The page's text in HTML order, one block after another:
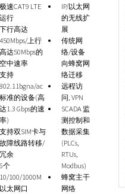
速CAT9 LTE
行
行高达
上行
达50Mbps的
中速率
持
ac
准的设备(高
1.3 Gbps的速
)
持双SIM卡与
障线路转移/
余
个
100/1000M
太网口
IP/以太网
的无线扩
展
传统网
络/设备
向蜂窝网
络迁移
远程访
问, VPN
SCADA 监
测控制和
数据采集
(PLCs,
RTUs,
Modbus)
蜂窝主干
网络